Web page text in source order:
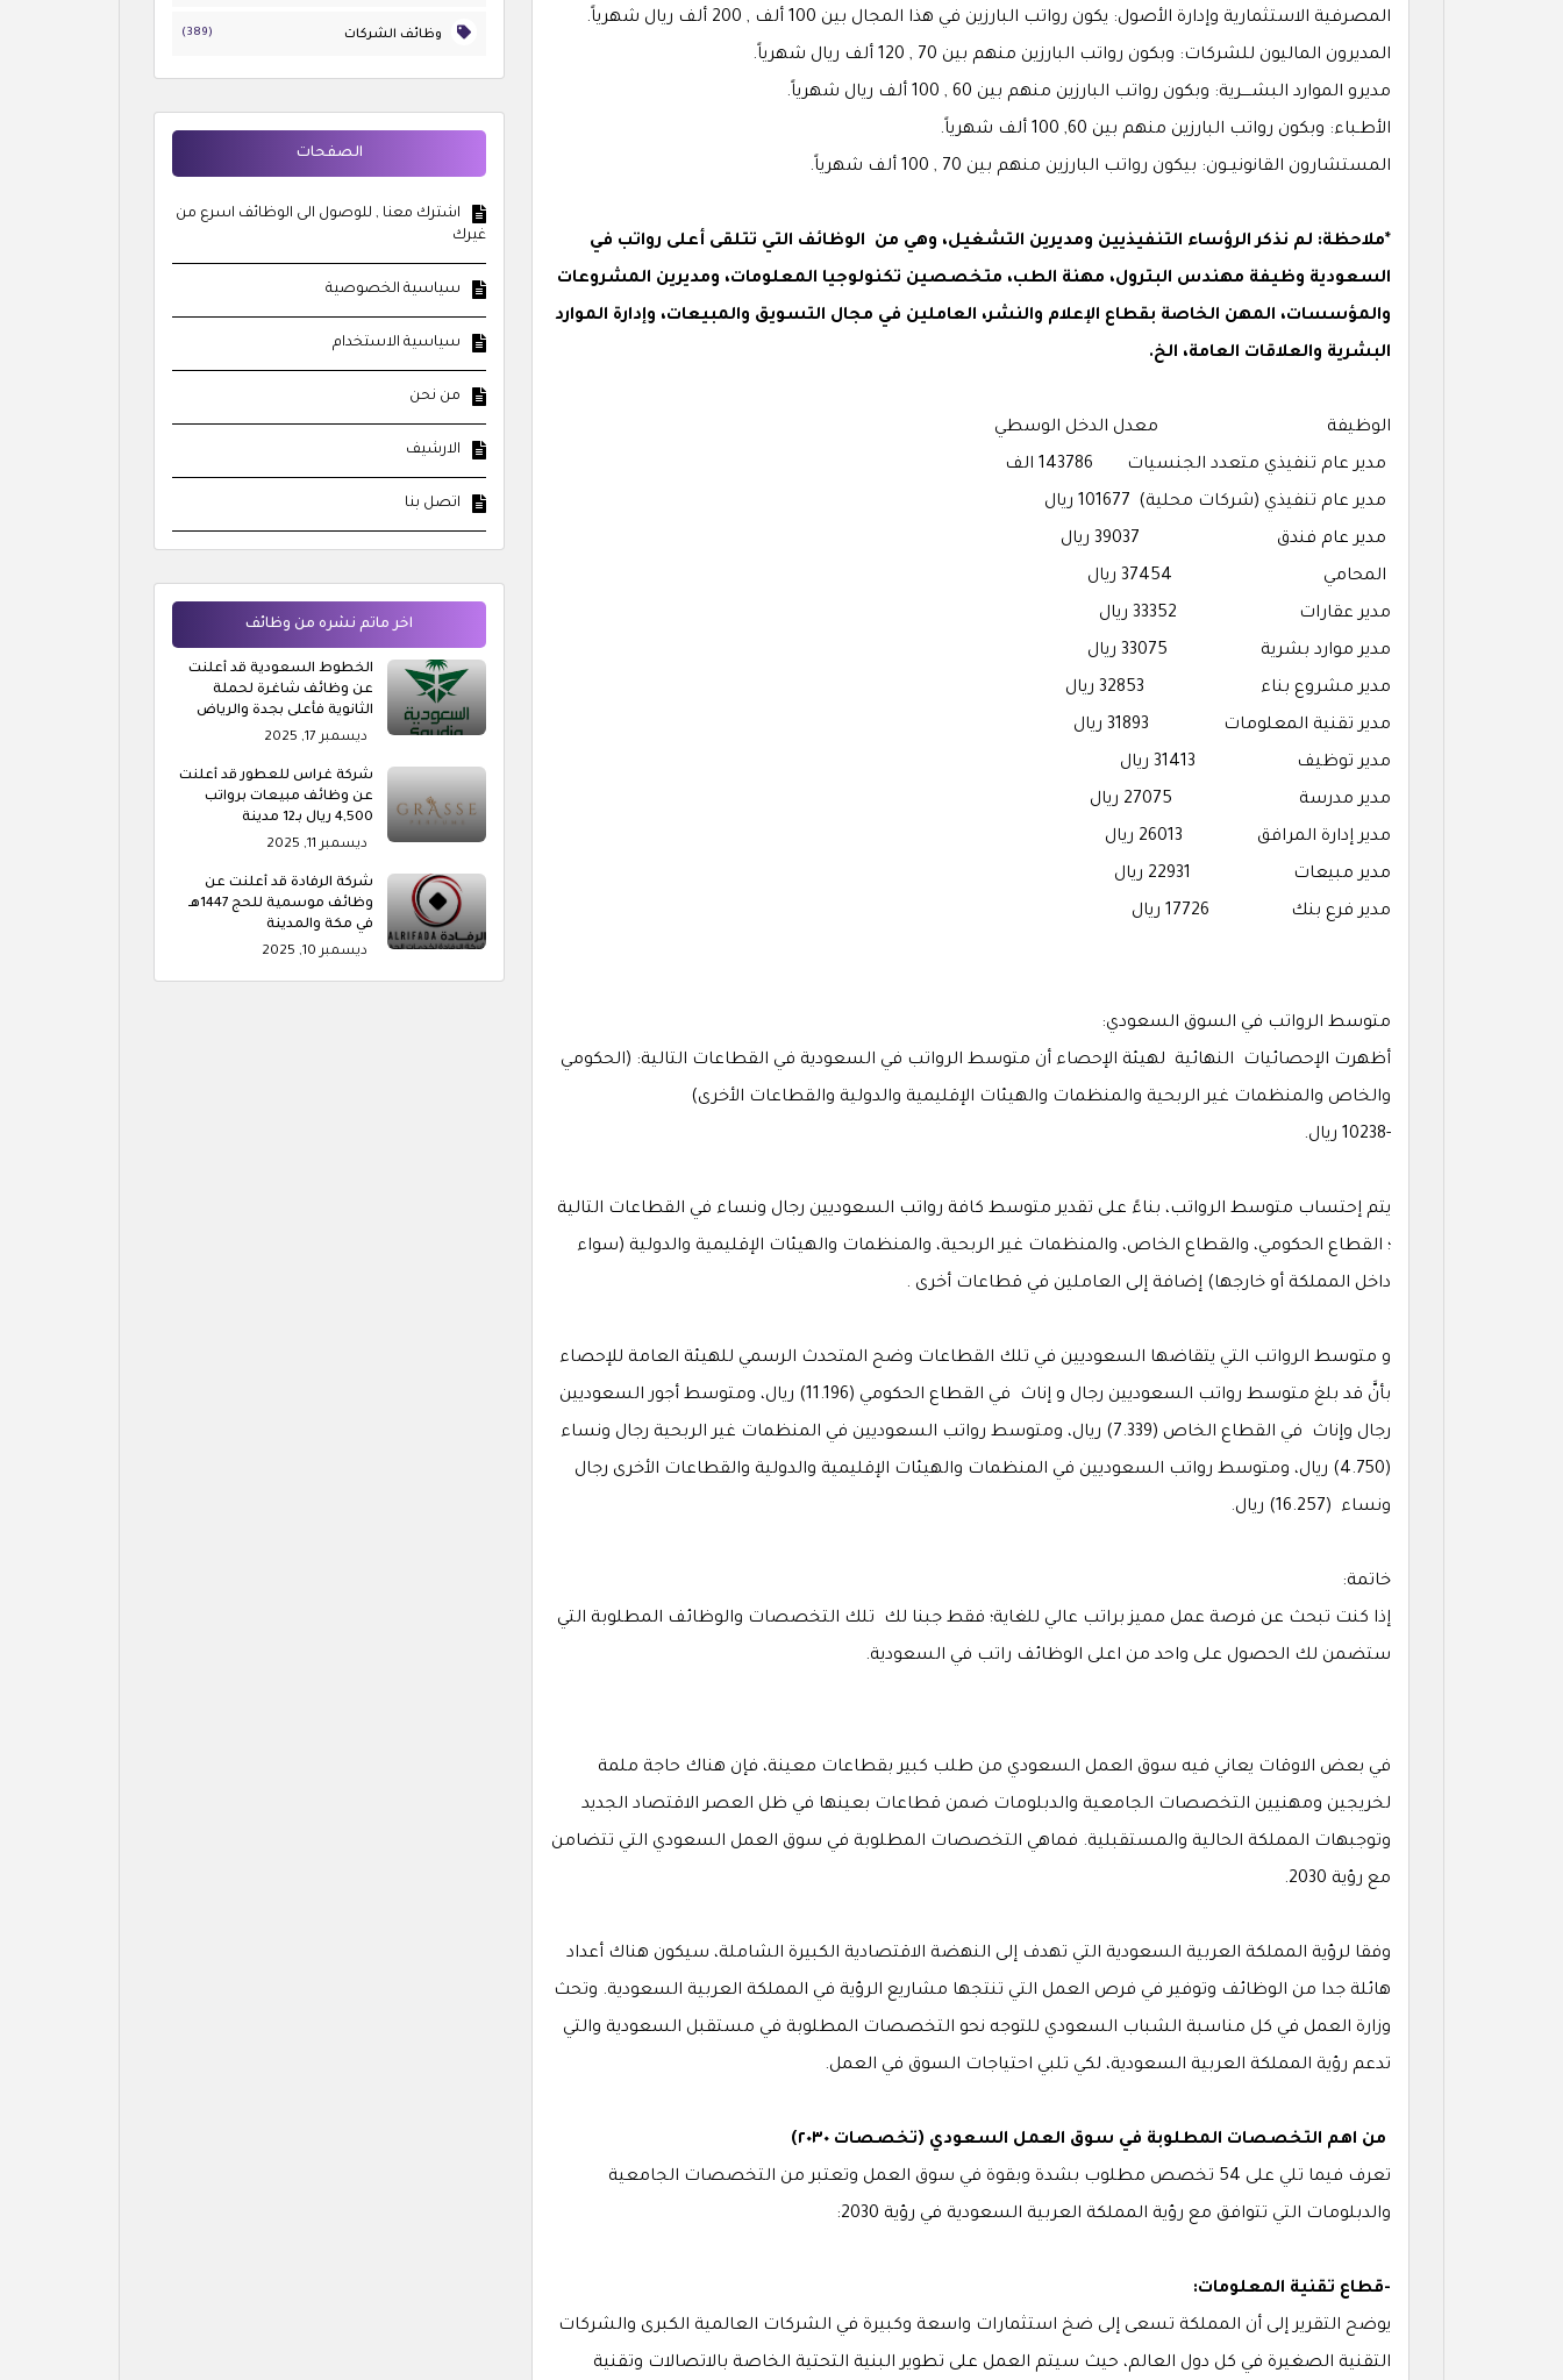
المصرفية الاستثمارية وإدارة الأصول: يكون رواتب البارزين في هذا المجال بين 100 ألف , 200 ألف ريال شهرياً.
المديرون الماليون للشركات: وبكون رواتب البارزين منهم بين 70 , 120 ألف ريال شهرياً.
مديرو الموارد البشــــرية: وبكون رواتب البارزين منهم بين 60 , 100 ألف ريال شهرياً.
الأطـباء: وبكون رواتب البارزين منهم بين 60, 100 ألف شهرياً.
المستشارون القانونيــون: بيكون رواتب البارزين منهم بين 70 , 100 ألف شهرياً.
*ملاحظة: لم نذكر الرؤساء التنفيذيين ومديرين التشغيل، وهي من الوظائف التي تتلقى أعلى رواتب في
السعودية وظيفة مهندس البترول، مهنة الطب، متخصصين تكنولوجيا المعلومات، ومديرين المشروعات
والمؤسسات، المهن الخاصة بقطاع الإعلام والنشر، العاملين في مجال التسويق والمبيعات، وإدارة الموارد
البشرية والعلاقات العامة، الخ.
الوظيفة
معدل الدخل الوسطي
مدير عام تنفيذي متعدد الجنسيات
143786 الف
مدير عام تنفيذي (شركات محلية)
101677 ريال
مدير عام فندق
المحامي
مدير عقارات
مدير موارد بشرية
33075 ريال
مدير مشروع بناء
مدير تقنية المعلومات
مدير توظيف
مدير مدرسة
مدير إدارة المرافق 26013 ريال
مدير مبيعات 22931 ريال
مدير فرع بنك
متوسط الرواتب في السوق السعودي:
أظهرت الإحصائيات النهائية لهيئة الإحصاء أن متوسط الرواتب في السعودية في القطاعات التالية: (الحكومي
والخاص والمنظمات غير الربحية والمنظمات والهيئات الإقليمية والدولية والقطاعات الأخرى)
-10238 ريال.
يتم إحتساب متوسط الرواتب، بناءً على تقدير متوسط كافة رواتب السعوديين رجال ونساء في القطاعات التالية
؛ القطاع الحكومي، والقطاع الخاص، والمنظمات غير الربحية، والمنظمات والهيئات الإقليمية والدولية (سواء
داخل المملكة أو خارجها) إضافة إلى العاملين في قطاعات أخرى .
و متوسط الرواتب التي يتقاضها السعوديين في تلك القطاعات وضح المتحدث الرسمي للهيئة العامة للإحصاء
بأنَّ قد بلغ متوسط رواتب السعوديين رجال و إناث في القطاع الحكومي (11.196) ريال، ومتوسط أجور السعوديين
رجال وإناث في القطاع الخاص (7.339) ريال، ومتوسط رواتب السعوديين في المنظمات غير الربحية رجال ونساء
(4.750) ريال، ومتوسط رواتب السعوديين في المنظمات والهيئات الإقليمية والدولية والقطاعات الأخرى رجال
ونساء (16.257) ريال.
خاتمة:
إذا كنت تبحث عن فرصة عمل مميز براتب عالي للغاية؛ فقط جبنا لك تلك التخصصات والوظائف المطلوبة التي
ستضمن لك الحصول على واحد من اعلى الوظائف راتب في السعودية.
في بعض الاوقات يعاني فيه سوق العمل السعودي من طلب كبير بقطاعات معينة، فإن هناك حاجة ملمة
لخريجين ومهنيين التخصصات الجامعية والدبلومات ضمن قطاعات بعينها في ظل العصر الاقتصاد الجديد
وتوجبهات المملكة الحالية والمستقبلية. فماهي التخصصات المطلوبة في سوق العمل السعودي التي تتضامن
مع رؤية 2030.
وفقا لرؤية المملكة العربية السعودية التي تهدف إلى النهضة الاقتصادية الكبيرة الشاملة، سيكون هناك أعداد
هائلة جدا من الوظائف وتوفير في فرص العمل التي تنتجها مشاريع الرؤية في المملكة العربية السعودية. وتحث
وزارة العمل في كل مناسبة الشباب السعودي للتوجه نحو التخصصات المطلوبة في مستقبل السعودية والتي
تدعم رؤية المملكة العربية السعودية، لكي تلبي احتياجات السوق في العمل.
من اهم التخصصات المطلوبة في سوق العمل السعودي (تخصصات ٢٠٣٠)
تعرف فيما تلي على 54 تخصص مطلوب بشدة وبقوة في سوق العمل وتعتبر من التخصصات الجامعية
والدبلومات التي تتوافق مع رؤية المملكة العربية السعودية في رؤية 2030:
-قطاع تقنية المعلومات:
يوضح التقرير إلى أن المملكة تسعى إلى ضخ استثمارات واسعة وكبيرة في الشركات العالمية الكبرى والشركات
التقنية الصغيرة في كل دول العالم، حيث سيتم العمل على تطوير البنية التحتية الخاصة بالاتصالات وتقنية
وظائف الشركات (389)
الصفحات
اشترك معنا , للوصول الى الوظائف اسرع من
غيرك
سياسية الخصوصية
سياسية الاستخدام
من نحن
الارشيف
اتصل بنا
اخر ماتم نشره من وظائف
الخطوط السعودية قد أعلنت
عن وظائف شاغرة لحملة
الثانوية فأعلى بجدة والرياض
ديسمبر 17, 2025
شركة غراس للعطور قد أعلنت
عن وظائف مبيعات برواتب
4,500 ريال بـ12 مدينة
ديسمبر 11, 2025
شركة الرفادة قد أعلنت عن
وظائف موسمية للحج 1447هـ
في مكة والمدينة
ديسمبر 10, 2025